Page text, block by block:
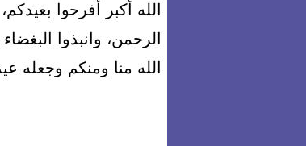
الله أكبر أفرحوا
الرحمن، وانبذوا
الله منا ومنكم وجعله